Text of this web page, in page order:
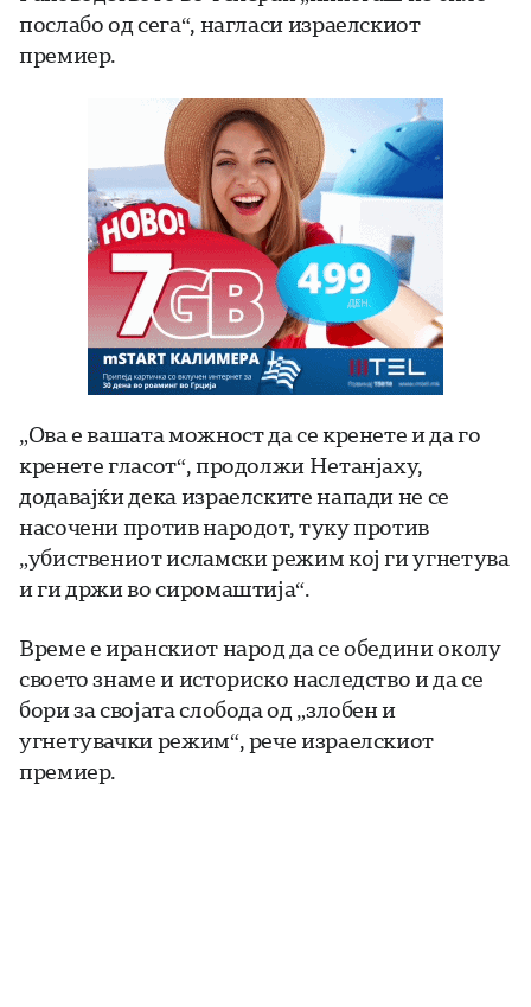
послабо од сега“, нагласи израелскиот
премиер.
„Ова е вашата можност да се кренете и да го
кренете гласот“, продолжи Нетанјаху,
додавајќи дека израелските напади не се
насочени против народот, туку против
„убиствениот исламски режим кој ги угнетува
и ги држи во сиромаштија“.
Време е иранскиот народ да се обедини околу
своето знаме и историско наследство и да се
бори за својата слобода од „злобен и
угнетувачки режим“, рече израелскиот
премиер.